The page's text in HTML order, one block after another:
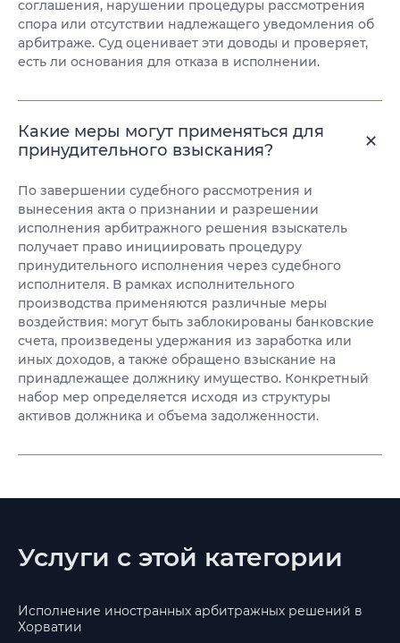
соглашения, нарушении процедуры рассмотрения
спора или отсутствии надлежащего уведомления об
арбитраже. Суд оценивает эти доводы и проверяет,
есть ли основания для отказа в исполнении.
Какие меры могут применяться для
принудительного взыскания?
По завершении судебного рассмотрения и
вынесения акта о признании и разрешении
исполнения арбитражного решения взыскатель
получает право инициировать процедуру
принудительного исполнения через судебного
исполнителя. В рамках исполнительного
производства применяются различные меры
воздействия: могут быть заблокированы банковские
счета, произведены удержания из заработка или
иных доходов, а также обращено взыскание на
принадлежащее должнику имущество. Конкретный
набор мер определяется исходя из структуры
активов должника и объема задолженности.
Услуги с этой категории
Исполнение иностранных арбитражных решений в
Хорватии